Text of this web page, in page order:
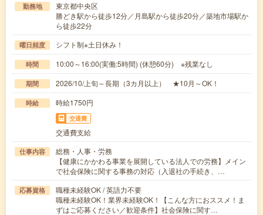
勤務地
東京都中央区
勝どき駅から徒歩12分／月島駅から徒歩20分／築地市場駅か
ら徒歩22分
曜日頻度 シフト制※土日休み！
時間 10:00～16:00(実働:5時間) (休憩60分) ※残業なし
期間 2026/10/上旬～長期（3カ月以上） ★10月～OK！
時給 時給1750円
交通費
交通費支給
仕事内容
総務・人事・労務
【健康にかかわる事業を展開している法人での労務】メイン
で社会保険に関する事務の対応（入退社の手続き、…
応募資格
職種未経験OK / 英語力不要
職種未経験OK！業界未経験OK！【こんな方におススメ！ま
ずはご応募ください／歓迎条件】社会保険に関す…